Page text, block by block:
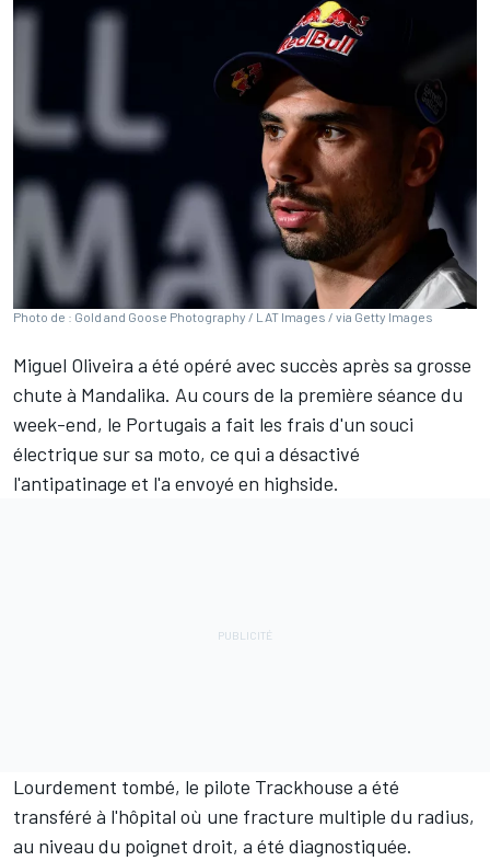
Photo de : Gold and Goose Photography / LAT Images / via Getty Images
Miguel Oliveira a été opéré avec succès après sa grosse
chute à Mandalika. Au cours de la première séance du
week-end, le Portugais a fait les frais d'un souci
électrique sur sa moto, ce qui a désactivé
l'antipatinage et l'a envoyé en highside.
Lourdement tombé, le pilote Trackhouse a été
transféré à l'hôpital où une fracture multiple du radius,
au niveau du poignet droit, a été diagnostiquée.